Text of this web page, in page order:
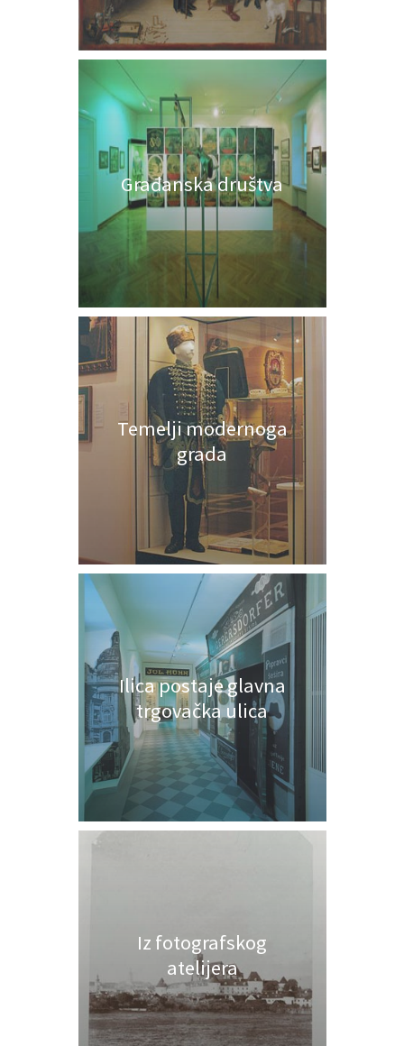
Građanska društva
Temelji modernoga
grada
Ilica postaje glavna
trgovačka ulica
Iz fotografskog
atelijera